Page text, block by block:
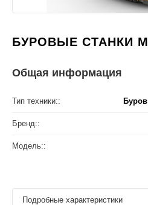
БУРОВЫЕ СТАНКИ
Общая информация
Тип техники::
Бренд::
Модель::
Подробные характеристики